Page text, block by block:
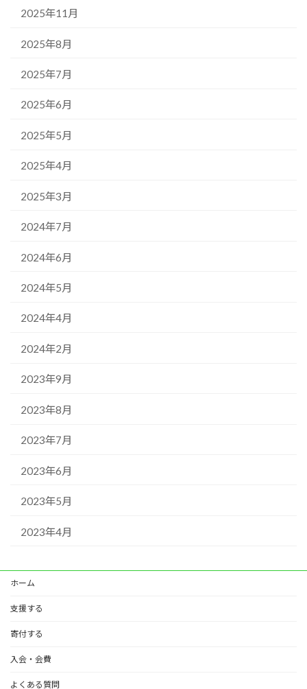
2025年11月
2025年8月
2025年7月
2025年6月
2025年5月
2025年4月
2025年3月
2024年7月
2024年6月
2024年5月
2024年4月
2024年2月
2023年9月
2023年8月
2023年7月
2023年6月
2023年5月
2023年4月
ホーム
支援する
寄付する
入会・会費
よくある質問